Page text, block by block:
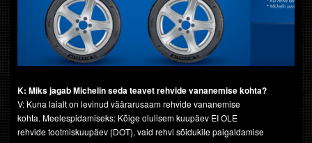
K: Miks jagab Michelin seda teavet rehvidevananemise kohta?
V: Kuna laialt on levinud väärarusaam rehvide vananemise
kohta. Meelespidamiseks: Kõige olulisem kuupäev EI OLE
rehvide tootmiskuupäev (DOT), vaid rehvi sõidukile paigaldamise